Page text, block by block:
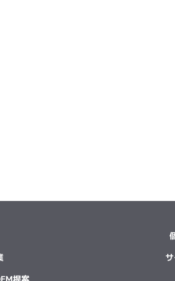
提案